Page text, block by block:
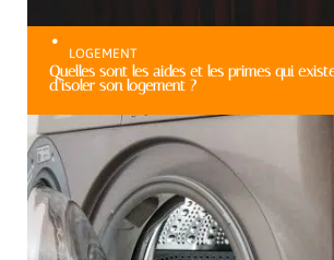
LOGEMENT
Quelles sont les aides et les primes qui
d’isoler son logement ?